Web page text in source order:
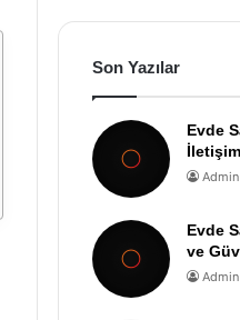
Son Yazılar
Evde
Admin
Evde
ve
Admin